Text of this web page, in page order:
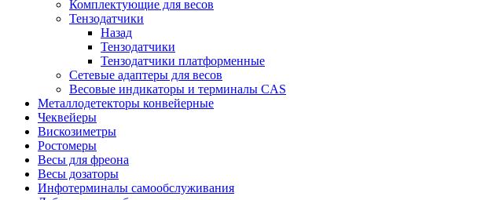
Комплектующие для весов
Тензодатчики
Назад
Тензодатчики
Тензодатчики платформенные
Сетевые адаптеры для весов
Весовые индикаторы и терминалы CAS
Металлодетекторы конвейерные
Чеквейеры
Вискозиметры
Ростомеры
Весы для фреона
Весы дозаторы
Инфотерминалы самообслуживания